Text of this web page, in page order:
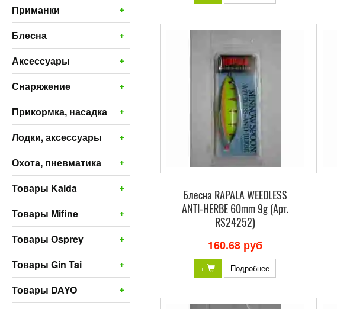
+
Приманки
+
Блесна
+
Аксессуары
+
Снаряжение
+
Прикормка, насадка
+
Лодки, аксессуары
+
Охота, пневматика
+
Товары Kaida
+
Товары Mifine
+
Товары Osprey
+
Товары Gin Tai
+
Товары DAYO
Блесна RAPALA WEEDLESS
ANTI-HERBE 60mm 9g (Арт.
RS24252)
160.68 руб
+ Подробнее